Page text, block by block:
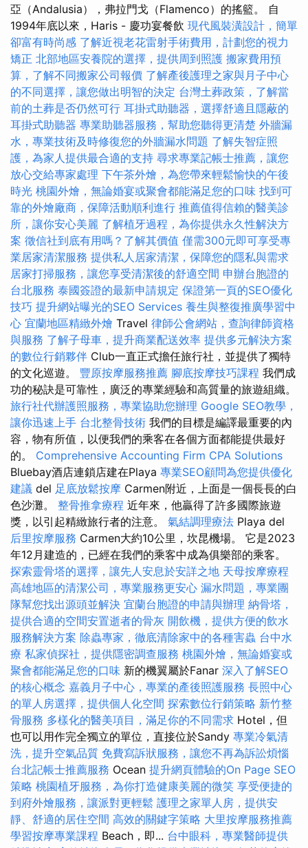
亞（Andalusia），弗拉門戈（Flamenco）的搖籃。 自
1994年底以來，Haris - 慶功宴餐飲 現代風裝潢設計，簡單
卻富有時尚感 了解近視老花雷射手術費用，計劃您的視力
矯正 北部地區安養院的選擇，提供周到照護 搬家費用預
算，了解不同搬家公司報價 了解產後護理之家與月子中心
的不同選擇，讓您做出明智的決定 台灣土葬政策，了解當
前的土葬是否仍然可行 耳掛式助聽器，選擇舒適且隱蔽的
耳掛式助聽器 專業助聽器服務，幫助您聽得更清楚 外牆漏
水，專業技術及時修復您的外牆漏水問題 了解失智症照
護，為家人提供最合適的支持 尋求專業記帳士推薦，讓您
放心交給專家處理 下午茶外燴，為您帶來輕鬆愉快的午後
時光 桃園外燴，無論婚宴或聚會都能滿足您的口味 找到可
靠的外燴廠商，保障活動順利進行 推薦值得信賴的醫美診
所，讓你安心美麗 了解植牙過程，為你提供永久性解決方
案 徵信社到底有用嗎？了解其價值 僅需300元即可享受專
業居家清潔服務 提供私人居家清潔，保障您的隱私與需求
居家打掃服務，讓您享受清潔後的舒適空間 申辦台胞證的
台北服務 泰國簽證的最新申請規定 保證第一頁的SEO優化
技巧 提升網站曝光的SEO Services 養生與整復推廣學習中
心 宜蘭地區精緻外燴 Travel 律師公會網站，查詢律師資格
與服務 了解子母車，提升商業配送效率 提供多元解決方案
的數位行銷夥伴 Club一直正式擔任旅行社，並提供了獨特
的文化巡遊。 豐原按摩服務推薦 腳底按摩技巧課程 我們成
功的秘訣是可靠性，廣泛的專業經驗和高質量的旅遊組織。
旅行社代辦護照服務，專業協助您辦理 Google SEO教學，
讓你迅速上手 台北整骨技術 我們的目標是編譯最重要的內
容，物有所值，以便我們的乘客在各個方面都能提供最好
的。 Comprehensive Accounting Firm CPA Solutions
Bluebay酒店連鎖店建在Playa 專業SEO顧問為您提供優化
建議 del 足底放鬆按摩 Carmen附近，上面是一個長長的白
色沙灘。 整骨推拿療程 近年來，他贏得了許多國際旅遊
獎，以引起精緻旅行者的注意。 氣結調理療法 Playa del
后里按摩服務 Carmen大約10公里，坎昆機場。 它是2023
年12月建造的，已經在我們的乘客中成為俱樂部的乘客。
探索靈骨塔的選擇，讓先人安息於安詳之地 天母按摩療程
高雄地區的清潔公司，專業服務更安心 漏水問題，專業團
隊幫您找出源頭並解決 宜蘭台胞證的申請與辦理 納骨塔，
提供合適的空間安置逝者的骨灰 開飲機，提供方便的飲水
服務解決方案 除蟲專家，徹底清除家中的各種害蟲 台中水
療 私家偵探社，提供隱密調查服務 桃園外燴，無論婚宴或
聚會都能滿足您的口味 新的機翼屬於Fanar 深入了解SEO
的核心概念 嘉義月子中心，專業的產後照護服務 長照中心
的單人房選擇，提供個人化空間 探索數位行銷策略 新竹整
骨服務 多樣化的醫美項目，滿足你的不同需求 Hotel，但
也可以用作完全獨立的單位，直接位於Sandy 專業冷氣清
洗，提升空氣品質 免費寫訴狀服務，讓您不再為訴訟煩惱
台北記帳士推薦服務 Ocean 提升網頁體驗的On Page SEO
策略 桃園植牙服務，為你打造健康美麗的微笑 享受便捷的
到府外燴服務，讓派對更輕鬆 護理之家單人房，提供安
靜、舒適的居住空間 高效的關鍵字策略 大里按摩服務推薦
學習按摩專業課程 Beach，即... 台中眼科，專業醫師提供